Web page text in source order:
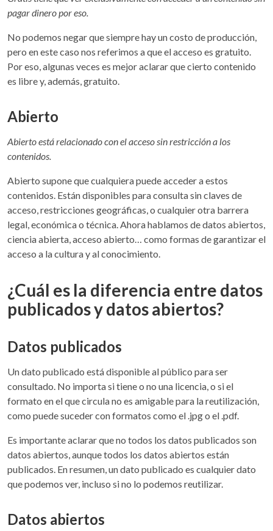
pagar dinero por eso.
No podemos negar que siempre hay un costo de producción,
pero en este caso nos referimos a que el acceso es gratuito.
Por eso, algunas veces es mejor aclarar que cierto contenido
es libre y, además, gratuito.
Abierto
Abierto está relacionado con el acceso sin restricción a los
contenidos.
Abierto supone que cualquiera puede acceder a estos
contenidos. Están disponibles para consulta sin claves de
acceso, restricciones geográficas, o cualquier otra barrera
legal, económica o técnica. Ahora hablamos de datos abiertos,
ciencia abierta, acceso abierto… como formas de garantizar el
acceso a la cultura y al conocimiento.
¿Cuál es la diferencia entre datos
publicados y datos abiertos?
Datos publicados
Un dato publicado está disponible al público para ser
consultado. No importa si tiene o no una licencia, o si el
formato en el que circula no es amigable para la reutilización,
como puede suceder con formatos como el .jpg o el .pdf.
Es importante aclarar que no todos los datos publicados son
datos abiertos, aunque todos los datos abiertos están
publicados. En resumen, un dato publicado es cualquier dato
que podemos ver, incluso si no lo podemos reutilizar.
Datos abiertos